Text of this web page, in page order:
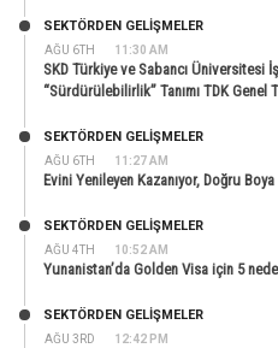
AĞU 6TH 11:30 AM
SEKTÖRDEN GELIŞMELER
SKD Türkiye ve Sabancı Üniversitesi
“Sürdürülebilirlik” Tanımı TDK Genel
AĞU 6TH 11:27 AM
SEKTÖRDEN GELIŞMELER
Evini Yenileyen Kazanıyor, Doğru
AĞU 4TH 10:52 AM
SEKTÖRDEN GELIŞMELER
Yunanistan’da Golden Visa için 5
AĞU 3RD 12:42 PM
SEKTÖRDEN GELIŞMELER